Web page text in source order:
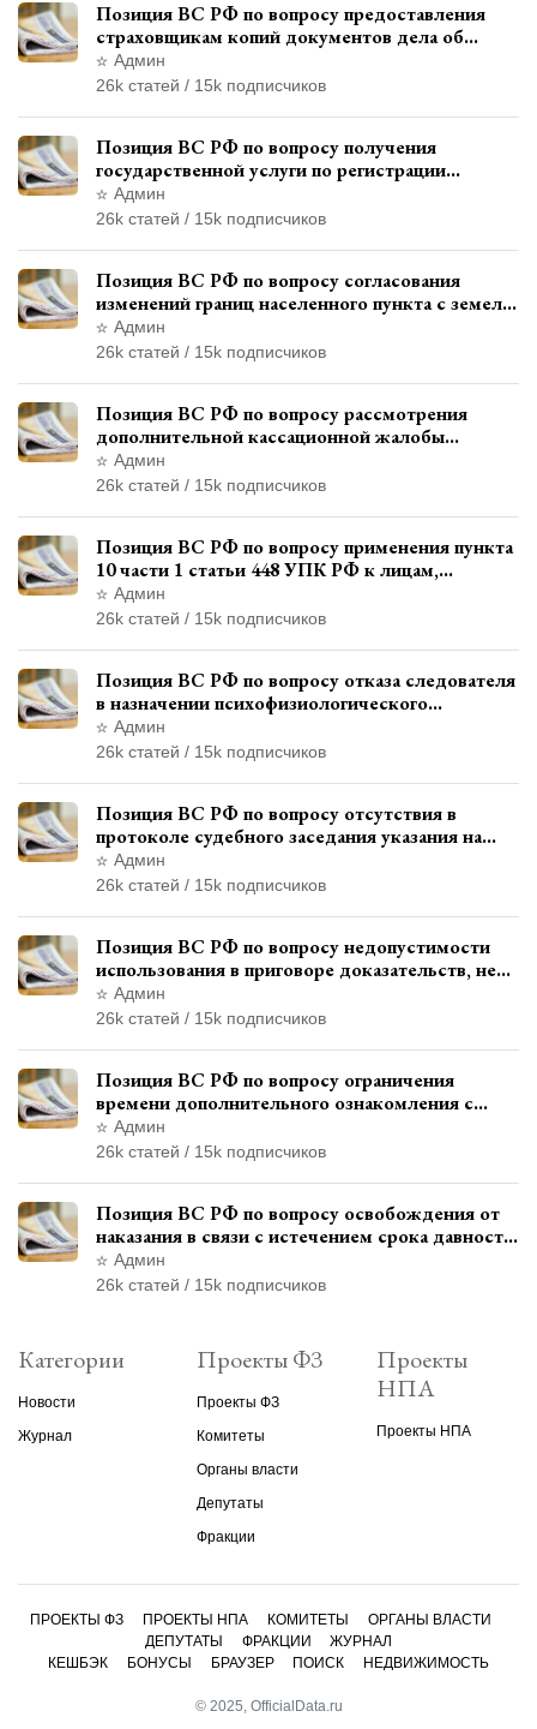
Позиция ВС РФ по вопросу предоставления
страховщикам копий документов дела об
административном правонарушении для
автотехнической экспертизы
Админ
26k статей / 15k подписчиков
Позиция ВС РФ по вопросу получения
государственной услуги по регистрации
транспортного средства через представителя
Админ
26k статей / 15k подписчиков
Позиция ВС РФ по вопросу согласования
изменений границ населенного пункта с земель
лесного фонда
Админ
26k статей / 15k подписчиков
Позиция ВС РФ по вопросу рассмотрения
дополнительной кассационной жалобы
адвоката в кассационной инстанции
Админ
26k статей / 15k подписчиков
Позиция ВС РФ по вопросу применения пункта
10 части 1 статьи 448 УПК РФ к лицам,
уволенным из следственных органов
Админ
26k статей / 15k подписчиков
Позиция ВС РФ по вопросу отказа следователя
в назначении психофизиологического
исследования показаний обвиняемой с
использованием полиграфа
Админ
26k статей / 15k подписчиков
Позиция ВС РФ по вопросу отсутствия в
протоколе судебного заседания указания на
возможность выступления в прениях сторон
при наличии аудиозаписи
Админ
26k статей / 15k подписчиков
Позиция ВС РФ по вопросу недопустимости
использования в приговоре доказательств, не
исследованных в судебном заседании
Админ
26k статей / 15k подписчиков
Позиция ВС РФ по вопросу ограничения
времени дополнительного ознакомления с
материалами уголовного дела
Админ
26k статей / 15k подписчиков
Позиция ВС РФ по вопросу освобождения от
наказания в связи с истечением срока давности
уголовного преследования
Админ
26k статей / 15k подписчиков
Категории
Новости
Журнал
Проекты ФЗ
Проекты ФЗ
Комитеты
Органы власти
Депутаты
Фракции
Проекты
НПА
Проекты НПА
ПРОЕКТЫ ФЗ ПРОЕКТЫ НПА КОМИТЕТЫ
ОРГАНЫ ВЛАСТИ
ДЕПУТАТЫ
ФРАКЦИИ
ЖУРНАЛ
КЕШБЭК
БОНУСЫ БРАУЗЕР ПОИСК НЕДВИЖИМОСТЬ
© 2025, OfficialData.ru